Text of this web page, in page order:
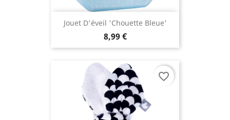
Jouet D'éveil 'chouette Bleue'
8,99 €
favorite_border